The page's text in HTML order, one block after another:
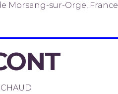
Morsang-sur-Orge, France